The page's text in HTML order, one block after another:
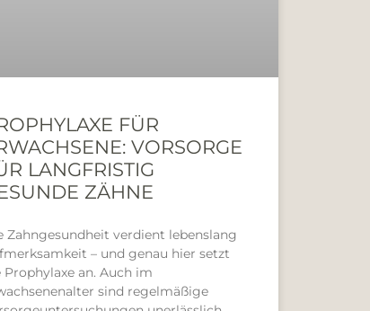
FÜR
VORSORGE
LANGFRISTIG
ZÄHNE
Zahngesundheit verdient lebenslang
– und genau hier setzt
Prophylaxe an. Auch im
sind regelmäßige